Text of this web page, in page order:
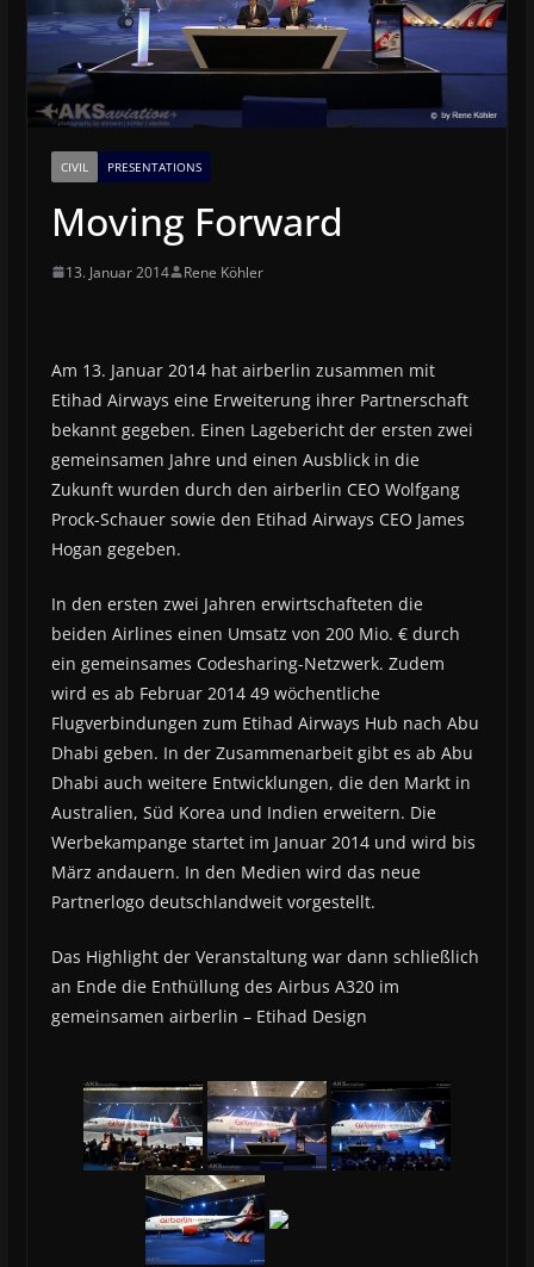
CIVIL PRESENTATIONS
Moving Forward
13. Januar 2014 Rene Köhler
Am 13. Januar 2014 hat airberlin zusammen mit
Etihad Airways eine Erweiterung ihrer Partnerschaft
bekannt gegeben. Einen Lagebericht der ersten zwei
gemeinsamen Jahre und einen Ausblick in die
Zukunft wurden durch den airberlin CEO Wolfgang
Prock-Schauer sowie den Etihad Airways CEO James
Hogan gegeben.
In den ersten zwei Jahren erwirtschafteten die
beiden Airlines einen Umsatz von 200 Mio. € durch
ein gemeinsames Codesharing-Netzwerk. Zudem
wird es ab Februar 2014 49 wöchentliche
Flugverbindungen zum Etihad Airways Hub nach Abu
Dhabi geben. In der Zusammenarbeit gibt es ab Abu
Dhabi auch weitere Entwicklungen, die den Markt in
Australien, Süd Korea und Indien erweitern. Die
Werbekampange startet im Januar 2014 und wird bis
März andauern. In den Medien wird das neue
Partnerlogo deutschlandweit vorgestellt.
Das Highlight der Veranstaltung war dann schließlich
an Ende die Enthüllung des Airbus A320 im
gemeinsamen airberlin – Etihad Design